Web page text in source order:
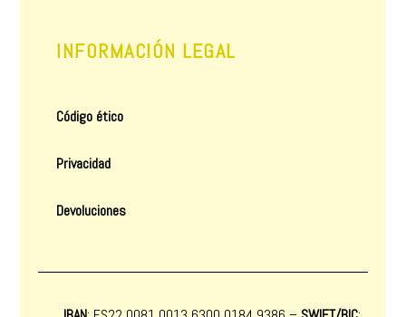
INFORMACIÓN LEGAL
Código ético
Privacidad
Devoluciones